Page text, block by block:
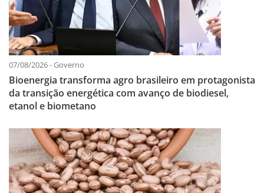
07/08/2026 - Governo
Bioenergia transforma agro brasileiro em protagonista
da transição energética com avanço de biodiesel,
etanol e biometano